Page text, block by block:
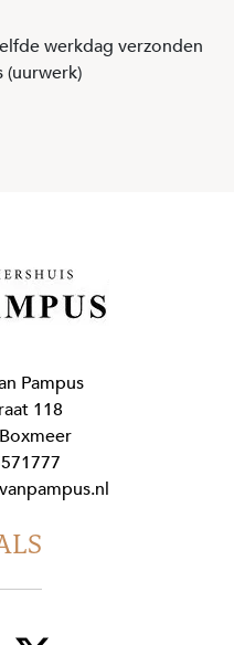
werkdag verzonden
Pampus
118